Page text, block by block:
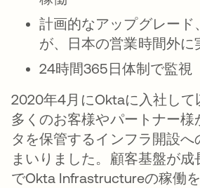
計画的なアップグレード
が、日本の営業時間外に
24時間365日体制で監視
2020年4月にOktaに入社して
多くのお客様やパートナー様
タを保管するインフラ開設へ
まいりました。顧客基盤が
でOkta Infrastructureの稼働